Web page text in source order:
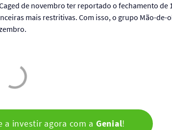
de novembro ter reportado o fechamento
mais restritivas. Com isso, o grupo Mão-
a investir agora com a Genial!